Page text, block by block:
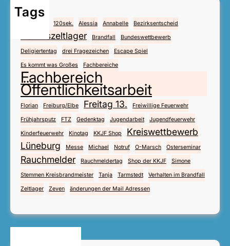
Tags
120sek. Alessia Annabelle Bezirksentscheid
Bezirkszeltlager Brandfall Bundeswettbewerb
Deligiertentag drei Fragezeichen Escape Spiel
Es kommt was Großes Fachbereiche
Fachbereich
Öffentlichkeitsarbeit
Florian Freiburg/Elbe Freitag 13. Freiwillige Feuerwehr
Frühjahrsputz FTZ Gedenktag Jugendarbeit Jugendfeuerwehr
Kinderfeuerwehr Kinotag KKJF Shop
Kreiswettbewerb
Lüneburg
Messe Michael Notruf O-Marsch Osterseminar
Rauchmelder Rauchmeldertag Shop der KKJF Simone
Stemmen Kreisbrandmeister Tanja Tarmstedt Verhalten im Brandfall
Zeltlager Zeven änderungen der Mail Adressen